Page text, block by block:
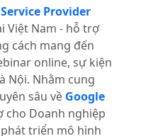
Provider
Việt Nam - hỗ trợ
cách mang đến
online, sự kiện
Nội. Nhằm cung
sâu về Google
cho Doanh nghiệp
triển mô hình